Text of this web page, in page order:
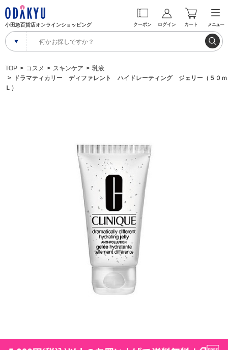
小田急百貨店オンラインショッピング クーポン ログイン カート メニュー
TOP コスメ スキンケア
乳液
ドラマティカリー ディファレント ハイドレーティング ジェリー（５０ｍ
Ｌ）